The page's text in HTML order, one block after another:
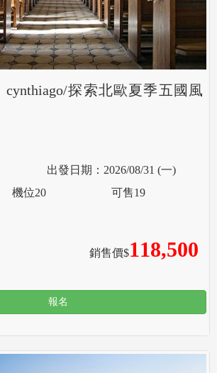
cynthiago/探索北歐夏季五國風
2026/08/31 (一)
銷售價$118,500
機位20 可售19
報名